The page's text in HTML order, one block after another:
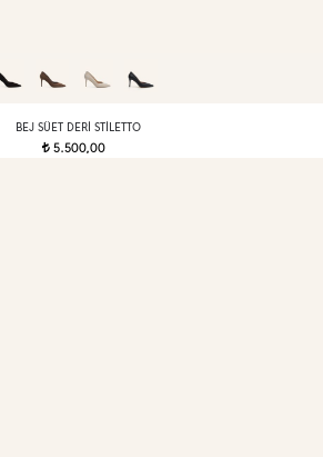
BEJ SÜET DERI STILETTO
t5.500,00